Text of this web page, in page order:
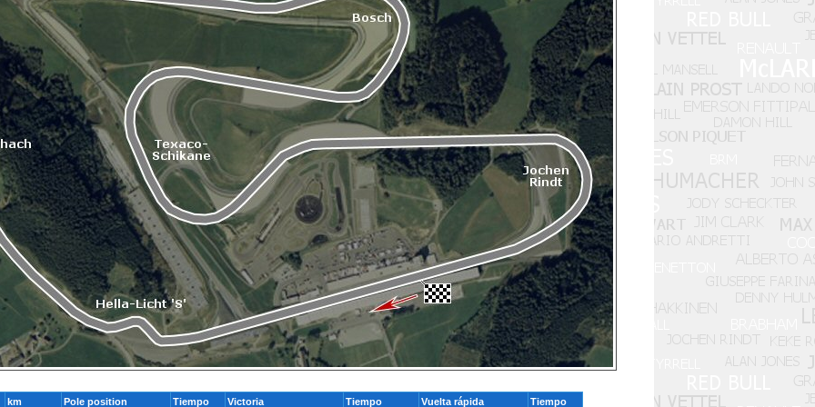
km Pole position Tiempo Victoria Tiempo Vuelta rápida Tiempo